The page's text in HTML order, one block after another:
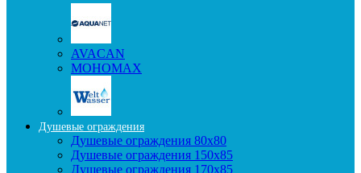
AVACAN
МОНОМАХ
Душевые ограждения
Душевые ограждения 80x80
Душевые ограждения 150x85
Душевые ограждения 170x85